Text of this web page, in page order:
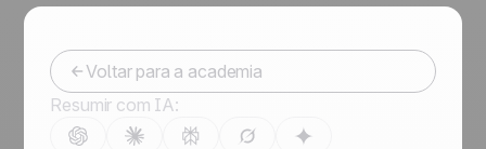
Voltar para a academia
Resumir com IA: